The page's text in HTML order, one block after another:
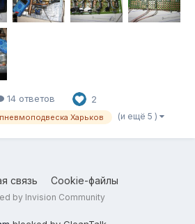
14 ответов 2
пневмоподвеска Харьков (и ещё 5 )
связь Cookie-файлы
by Invision Community